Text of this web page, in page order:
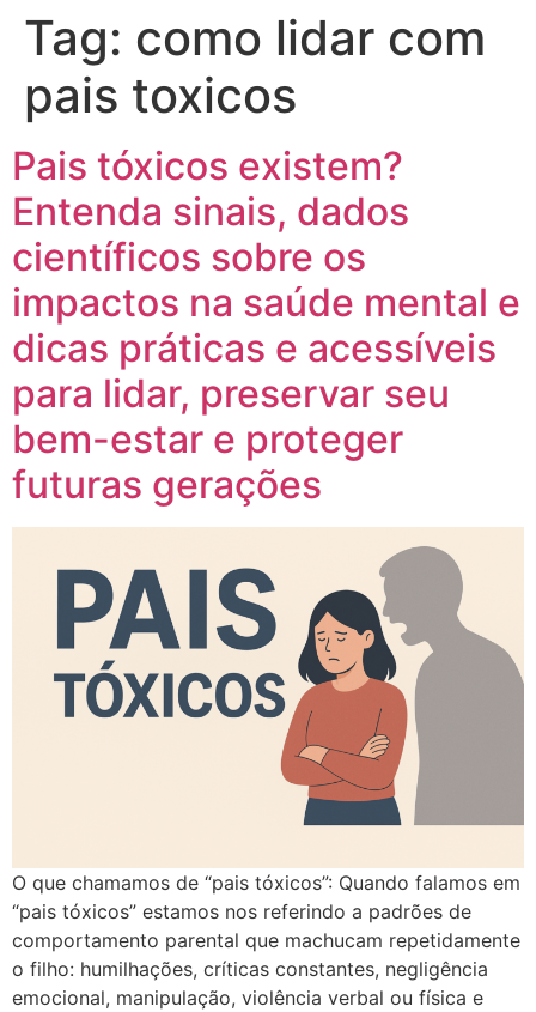
Tag: como lidar com
pais toxicos
Pais tóxicos existem?
Entenda sinais, dados
científicos sobre os
impactos na saúde mental e
dicas práticas e acessíveis
para lidar, preservar seu
bem-estar e proteger
futuras gerações
O que chamamos de “pais tóxicos”: Quando falamos em
“pais tóxicos” estamos nos referindo a padrões de
comportamento parental que machucam repetidamente
o filho: humilhações, críticas constantes, negligência
emocional, manipulação, violência verbal ou física e